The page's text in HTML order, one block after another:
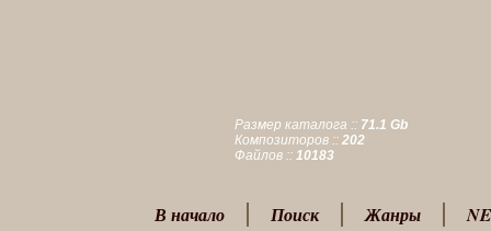
Размер каталога :: 71.1 Gb
Композиторов :: 202
Файлов :: 10183
В начало Поиск Жанры